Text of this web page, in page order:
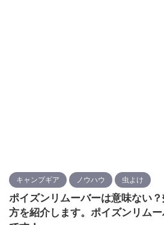
キャンプギア ノウハウ 虫よけ
ポイズンリムーバーは意味ない
方を紹介します。ポイズンリム